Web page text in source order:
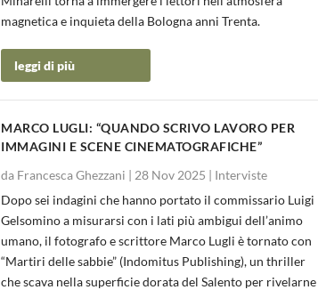
magnetica e inquieta della Bologna anni Trenta.
leggi di più
MARCO LUGLI: “QUANDO SCRIVO LAVORO PER
IMMAGINI E SCENE CINEMATOGRAFICHE”
da Francesca Ghezzani | 28 Nov 2025 | Interviste
Dopo sei indagini che hanno portato il commissario Luigi
Gelsomino a misurarsi con i lati più ambigui dell’animo
umano, il fotografo e scrittore Marco Lugli è tornato con
“Martiri delle sabbie” (Indomitus Publishing), un thriller
che scava nella superficie dorata del Salento per rivelarne